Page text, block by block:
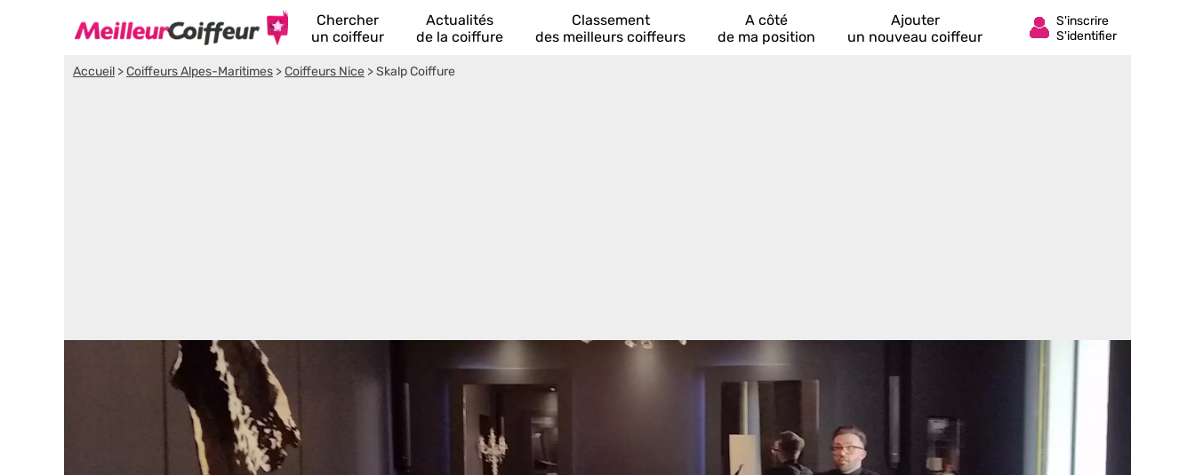
Chercher
un coiffeur
Actualités
de la coiffure
Classement
des meilleurs coiffeurs
A côté
de ma position
Ajouter
un nouveau coiffeur
Accueil >Coiffeurs Alpes-Maritimes >Coiffeurs Nice >Skalp Coiffure